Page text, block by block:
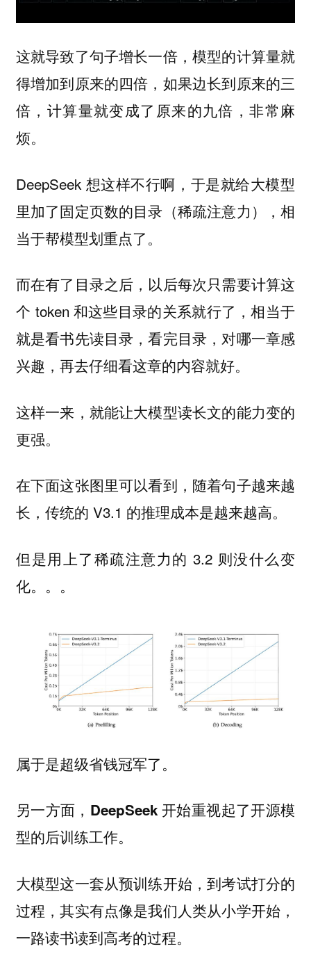
这就导致了句子增长一倍，模型的计算量就
得增加到原来的四倍，如果边长到原来的三
倍，计算量就变成了原来的九倍，非常麻
烦。
DeepSeek 想这样不行啊，于是就给大模型
里加了固定页数的目录（稀疏注意力），相
当于帮模型划重点了。
而在有了目录之后，以后每次只需要计算这
个 token 和这些目录的关系就行了，相当于
就是看书先读目录，看完目录，对哪一章感
兴趣，再去仔细看这章的内容就好。
这样一来，就能让大模型读长文的能力变的
更强。
在下面这张图里可以看到，随着句子越来越
长，传统的 V3.1 的推理成本是越来越高。
但是用上了稀疏注意力的 3.2 则没什么变
化。。。
属于是超级省钱冠军了。
另一方面，DeepSeek 开始重视起了开源模
型的后训练工作。
大模型这一套从预训练开始，到考试打分的
过程，其实有点像是我们人类从小学开始，
一路读书读到高考的过程。